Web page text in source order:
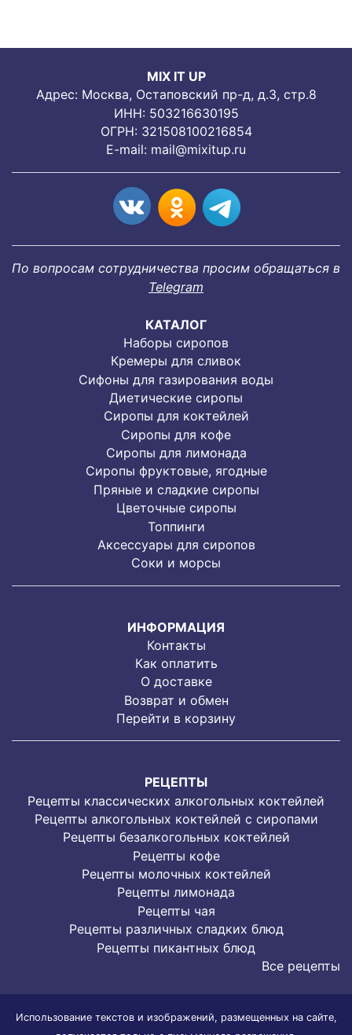
MIX IT UP
Адрес: Москва, Остаповский пр-д, д.3, стр.8
ИНН: 503216630195
ОГРН: 321508100216854
E-mail: mail@mixitup.ru
По вопросам сотрудничества просим обращаться в
Telegram
КАТАЛОГ
Наборы сиропов
Кремеры для сливок
Сифоны для газирования воды
Диетические сиропы
Сиропы для коктейлей
Сиропы для кофе
Сиропы для лимонада
Cиропы фруктовые, ягодные
Пряные и сладкие сиропы
Цветочные сиропы
Топпинги
Аксессуары для сиропов
Соки и морсы
ИНФОРМАЦИЯ
Контакты
Как оплатить
О доставке
Возврат и обмен
Перейти в корзину
РЕЦЕПТЫ
Рецепты классических алкогольных коктейлей
Рецепты алкогольных коктейлей с сиропами
Рецепты безалкогольных коктейлей
Рецепты кофе
Рецепты молочных коктейлей
Рецепты лимонада
Рецепты чая
Рецепты различных сладких блюд
Рецепты пикантных блюд
Все рецепты
Использование текстов и изображений, размещенных на сайте,